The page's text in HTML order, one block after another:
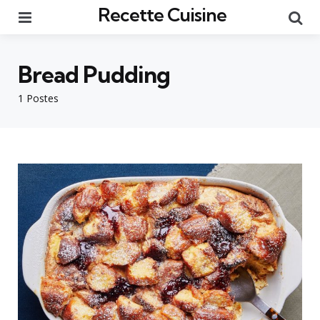
Recette Cuisine
1 Postes
Bread Pudding